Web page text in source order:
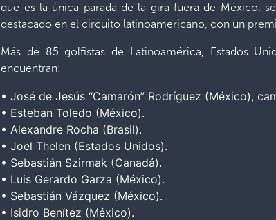
que es la única parada de la gira fuera de México,
destacado en el circuito latinoamericano, con un
Más de 85 golfistas de Latinoamérica, Estados
encuentran:
•José de Jesús “Camarón” Rodríguez (México),
• Esteban Toledo (México).
•Alexandre Rocha (Brasil).
•JoelThelen (Estados Unidos).
• Sebastián Szirmak (Canadá).
• Luis Gerardo Garza (México).
• Sebastián Vázquez (México).
• Isidro Benítez (México).